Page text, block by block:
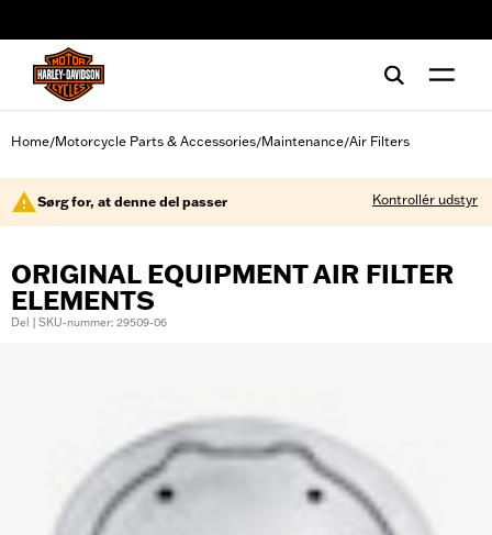
Home/Motorcycle Parts & Accessories/Maintenance/Air Filters
Sørg for, at denne del passer Kontrollér udstyr
ORIGINAL EQUIPMENT AIR FILTER
ELEMENTS
Del | SKU-nummer: 29509-06